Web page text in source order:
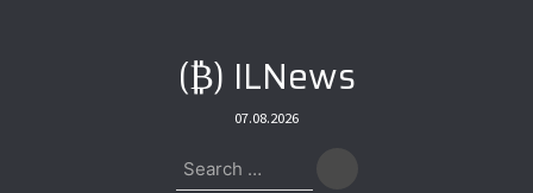
(₿) ILNews
07.08.2026
Search
for: